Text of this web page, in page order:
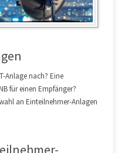
Anlage nach? Eine
für einen Empfänger?
an Einteilnehmer-Anlagen